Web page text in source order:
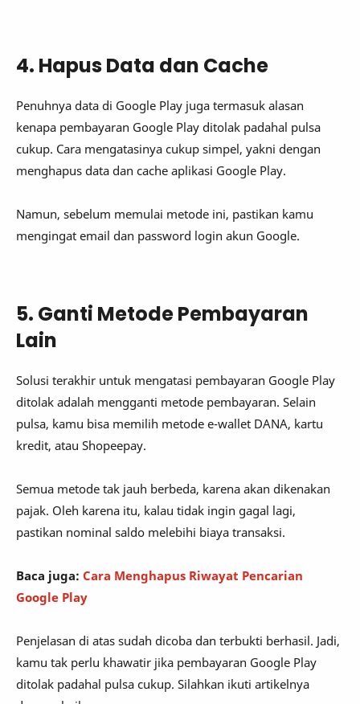
4. Hapus Data dan Cache
Penuhnya data di Google Play juga termasuk alasan
kenapa pembayaran Google Play ditolak padahal pulsa
cukup. Cara mengatasinya cukup simpel, yakni dengan
menghapus data dan cache aplikasi Google Play.
Namun, sebelum memulai metode ini, pastikan kamu
mengingat email dan password login akun Google.
5. Ganti Metode Pembayaran
Lain
Solusi terakhir untuk mengatasi pembayaran Google Play
ditolak adalah mengganti metode pembayaran. Selain
pulsa, kamu bisa memilih metode e-wallet DANA, kartu
kredit, atau Shopeepay.
Semua metode tak jauh berbeda, karena akan dikenakan
pajak. Oleh karena itu, kalau tidak ingin gagal lagi,
pastikan nominal saldo melebihi biaya transaksi.
Baca juga: Cara Menghapus Riwayat Pencarian
Google Play
Penjelasan di atas sudah dicoba dan terbukti berhasil. Jadi,
kamu tak perlu khawatir jika pembayaran Google Play
ditolak padahal pulsa cukup. Silahkan ikuti artikelnya